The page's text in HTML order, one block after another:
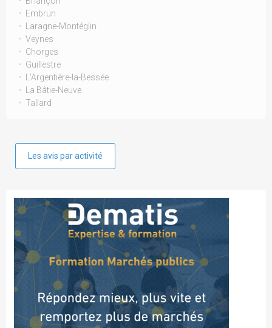
Embrun
Laragne-Montéglin
Veynes
Chorges
Guillestre
L'Argentière-la-Bessée
La Bâtie-Neuve
Tallard
Les avis par activité